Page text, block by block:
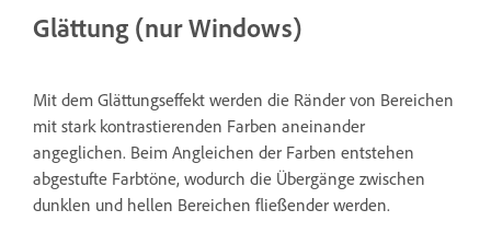
Glättung (nur Windows)
Mit dem Glättungseffekt werden die Ränder von Bereichen
mit stark kontrastierenden Farben aneinander
angeglichen. Beim Angleichen der Farben entstehen
abgestufte Farbtöne, wodurch die Übergänge zwischen
dunklen und hellen Bereichen fließender werden.